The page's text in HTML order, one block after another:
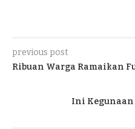
previous post
Ribuan Warga Ramaikan
Ini Kegunaan